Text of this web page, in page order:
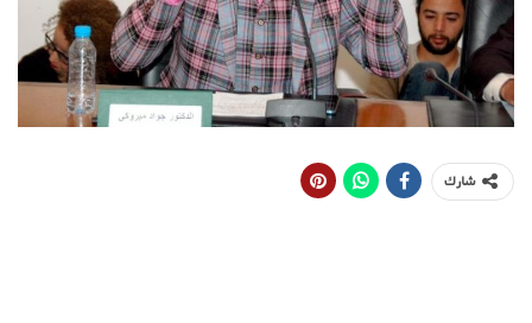
شارك